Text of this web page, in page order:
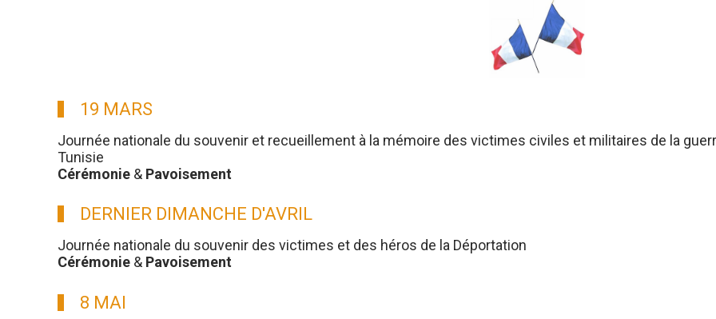
19 MARS
Journée nationale du souvenir et recueillement à la mémoire des victimes civiles et militaires de la
Tunisie
Cérémonie & Pavoisement
DERNIER DIMANCHE D'AVRIL
Journée nationale du souvenir des victimes et des héros de la Déportation
Cérémonie & Pavoisement
8 MAI